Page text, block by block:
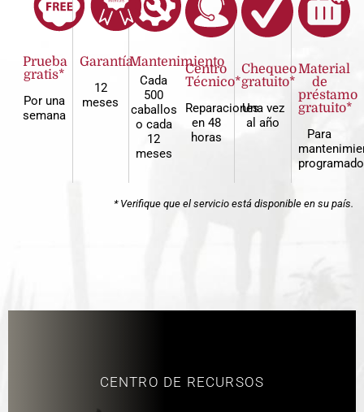
Prueba
gratis*
Por una
semana
Garantía
12
meses
Mantenimiento
Cada
500
caballos
o cada
12
meses
Centro
Técnico*
Reparaciones
en 48
horas
Chequeo
gratuito*
Una vez
al año
Material
de
préstamo
gratuito*
Para
programado
* Verifique que el servicio está disponible en su país.
CENTRO DE RECURSOS